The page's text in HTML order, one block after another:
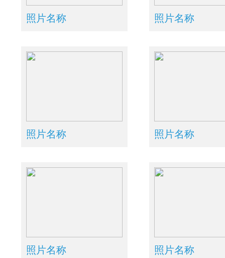
照片名称 照片名称
照片名称 照片名称
照片名称 照片名称